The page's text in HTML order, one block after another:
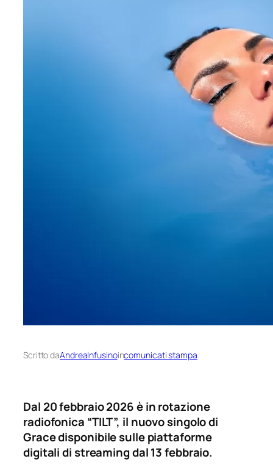
Scritto daAndreaInfusinoincomunicati stampa
Dal 20 febbraio 2026 è in rotazione
radiofonica “TILT”, il nuovo singolo di
Grace disponibile sulle piattaforme
digitali di streaming dal 13 febbraio.